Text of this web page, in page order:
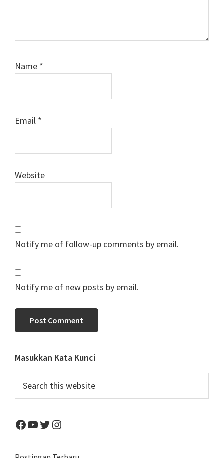
Name *
Email *
Website
Notify me of follow-up comments by email.
Notify me of new posts by email.
Primary
Sidebar
Masukkan Kata Kunci
this
website
Facebook
YouTube
Twitter
Instagram